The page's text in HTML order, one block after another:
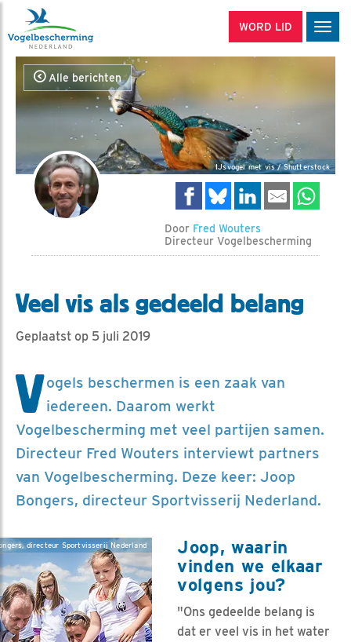
WORD LID
Alle berichten
IJsvogel met vis / Shutterstock
Door Fred Wouters
Directeur Vogelbescherming
Veel vis als gedeeld belang
Geplaatst op 5 juli 2019
Vogels beschermen is een zaak van
iedereen. Daarom werkt
Vogelbescherming met veel partijen samen.
Directeur Fred Wouters interviewt partners
van Vogelbescherming. Deze keer: Joop
Bongers, directeur Sportvisserij Nederland.
directeur Sportvisserij Nederland
Joop, waarin
vinden we elkaar
volgens jou?
"Ons gedeelde belang is
dat er veel vis in het water